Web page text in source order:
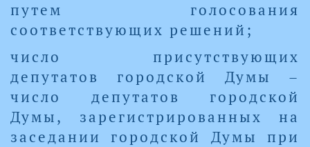
путем голосования
соответствующих решений;
число присутствующих
депутатов городской Думы –
число депутатов городской
Думы, зарегистрированных на
заседании городской Думы при